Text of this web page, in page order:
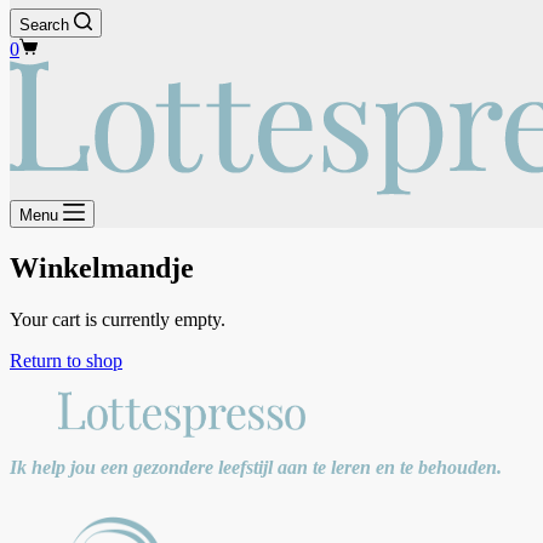
Search
Shopping
cart
0
Menu
Winkelmandje
Your cart is currently empty.
Return to shop
Ik help jou een gezondere leefstijl aan te leren en te behouden.